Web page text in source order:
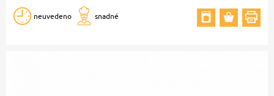
neuvedeno snadné